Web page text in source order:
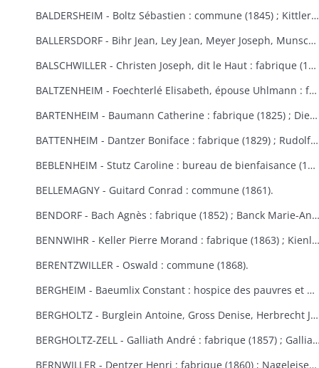
BALDERSHEIM - Boltz Sébastien : commune (1845) ; Kittler Marie-Anne et Françoise : fabrique (1825-1843).
BALLERSDORF - Bihr Jean, Ley Jean, Meyer Joseph, Munsch Jean : commune (1826) ; Fridolin Fortuné, Krafft Louis : fabrique (1826) ; Schwartz François-Joseph, Weist Agathe, épouse Schwartz : commune (1830) ; Walter Sébastien : fabrique (1841) ; Zinck Georges-Bernard : fabrique (1824).
BALSCHWILLER - Christen Joseph, dit le Haut : fabrique (1853).
BALTZENHEIM - Foechterlé Elisabeth, épouse Uhlmann : fabrique (1851) ; Klinger Jean : fabrique (1851).
BARTENHEIM - Baumann Catherine : fabrique (1825) ; Dietschi Anne-Marie, épouse Kirchherr : fabrique (1840) ; Epinay (d') Nicolas : commune (1824-1829) ; Erblang Joseph et Loll Ursule, épouse Erblang : fabrique (1840) ; Hassler Catherine : fabrique (1833) ; Hertzog Grégoire et Catherine : fabrique (1838) ; Kaiflin Anne-Marie, épouse Arnolt : fabrique (1825-1829) ; Kielwasser Marie-Anne : fabrique (1832) ; Koenig Antoine, Kaifflin Jacques : fabrique (1838) ; Koenig Ursule : fabrique (1829) ; Koenig Jean-Georges : fabrique (1832) ; Landauer Anne et Madeleine : fabrique (1833) ; Marquart Michel et Tschill Catherine, épouse Marquart : fabrique (1821) ; Schibeny Louis, Jacques et Jean : fabrique (1821) ; Schultz Jeanne, épouse Kanengieser : fabrique (1840) ; Studer Marie Ursule, épouse Wild : fabrique (1832) ; Walch Anne-Marie, épouse Lang : fabrique (1829).
BATTENHEIM - Dantzer Boniface : fabrique (1829) ; Rudolf : commune (1845).
BEBLENHEIM - Stutz Caroline : bureau de bienfaisance (1865-1866).
BELLEMAGNY - Guitard Conrad : commune (1861).
BENDORF - Bach Agnès : fabrique (1852) ; Banck Marie-Anne : commune (1860).
BENNWIHR - Keller Pierre Morand : fabrique (1863) ; Kienlen François Joseph : fabrique (1864) ; Simon Jean André : fabrique (1864).
BERENTZWILLER - Oswald : commune (1868).
BERGHEIM - Baeumlix Constant : hospice des pauvres et bureau de bienfaisance (1868) ; Blumberger Catherine, épouse Spiehlmann : hospice (1854) ; Bisch Catherine, Burruth Ursule : fabrique (1826) ; Dreyfus Salomon : pauvres israélites (1867) ; Einholtz Clément et Antoine : hospice (1833) ; Fleury Marie-Anne, épouse Schmitt : fabrique (1847) ; Frantz Louis : fabrique (1830) ; Fuchs Marie-Louise : fabrique (1809-1813) ; Gerber Georges : bureau de bienfaisance et fabrique (1869-1870) ; Graber Hélène : fabrique et bureau de bienfaisance (1831) ; Graber Jacobé, épouse Maderer : fabrique (1830) ; Herb Joseph : fabrique et hospice (1813-1826) ; Kauffeisen : pauvres (1828) ; Leiehel Martin : bureau de bienfaisance (1869) ; Rumpler Clément : hospice (1841) ; Schmitt Joseph : hospice (1852) ; Schuler Catherine : fabrique (1868) ; Spihlmann Barbe : fabrique (1859) ; Thomas Madeleine : fabrique et pauvres (1841) ; Troestler Joseph : fabrique (1865) ; Umbdenstock Maximin : fabrique (1850) ; Untz Madeleine : fabrique (1869) ; Windoltz Thérèse : fabrique (1847) : Zimmermann Anne-Marie : hospice (1833).
BERGHOLTZ - Burglein Antoine, Gross Denise, Herbrecht Joseph, Peter Joseph, Tresch Maurice, Zissler Xavier : commune (1844) ; Kuntz Charles : fabrique (1867) ; Ruck Michel, Schill Marie-Anne : fabrique (1866).
BERGHOLTZ-ZELL - Galliath André : fabrique (1857) ; Galliath Joseph : fabrique (1830) ; Koch Joseph : fabrique (1832) ; Meyer Madeleine : fabrique (1868) ; Reck Nicolas : commune (1861) ; Riegert Françoise, épouse Striess : fabrique (1856) ; Steyer Joseph : fabrique (1859) ; Strich Sébastien : fabrique (1839).
BERNWILLER - Dentzer Henri : fabrique (1860) ; Nageleisen Michel : fabrique (1857).